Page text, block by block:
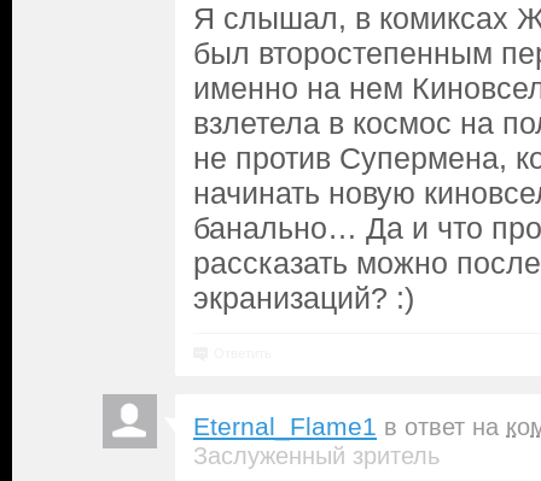
Я слышал, в комиксах
был второстепенным
именно на нем
взлетела в космос на
не против Супермена,
начинать новую
банально… Да и что
рассказать можно
экранизаций? :)
Eternal_Flame1 в ответ на
Заслуженный зритель